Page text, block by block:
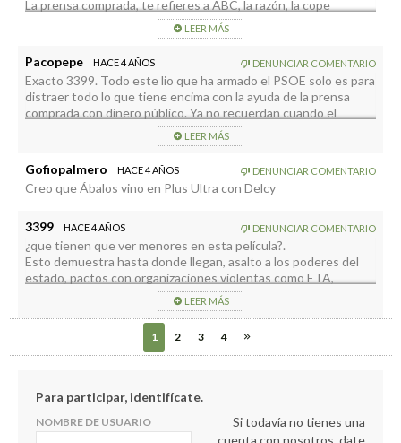
La prensa comprada, te refieres a ABC, la razón, la cope
Ok diario, 13Tv, antena tres, etc. etc.
LEER MÁS
Pacopepe HACE 4 AÑOS DENUNCIAR COMENTARIO
Exacto 3399. Todo este lio que ha armado el PSOE solo es para
distraer todo lo que tiene encima con la ayuda de la prensa
comprada con dinero público. Ya no recuerdan cuando el
Presidente Pedro Sánchez no supo leer públicamente lo que
era un MB? (megabite) Esto es peor que confundir un
LEER MÁS
Gofiopalmero HACE 4 AÑOS DENUNCIAR COMENTARIO
Creo que Ábalos vino en Plus Ultra con Delcy
3399 HACE 4 AÑOS DENUNCIAR COMENTARIO
¿que tienen que ver menores en esta película?.
Esto demuestra hasta donde llegan, asalto a los poderes del
estado, pactos con organizaciones violentas como ETA,
indultos a corruptos, uso masivo de puertas giratorias,
absolutamente todas las empresas estatales hay enchufes de
directivos con miembros de PSOE o UP. Este PSOE se fabrica
su propia legalidad y realidad.
LEER MÁS
1 2 3 4
Para participar, identifícate.
NOMBRE DE USUARIO
Si todavía no tienes una
cuenta con nosotros, date